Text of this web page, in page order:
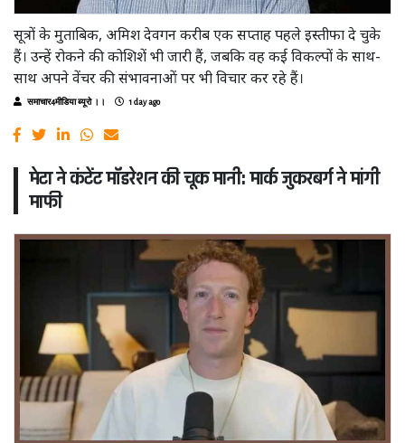
सूत्रों के मुताबिक, अमिश देवगन करीब एक सप्ताह पहले इस्तीफा दे चुके
हैं। उन्हें रोकने की कोशिशें भी जारी हैं, जबकि वह कई विकल्पों के साथ-
साथ अपने वेंचर की संभावनाओं पर भी विचार कर रहे हैं।
समाचार4मीडिया ब्यूरो ।। 1 day ago
मेटा ने कंटेंट मॉडरेशन की चूक मानी: मार्क जुकरबर्ग ने मांगी
माफी